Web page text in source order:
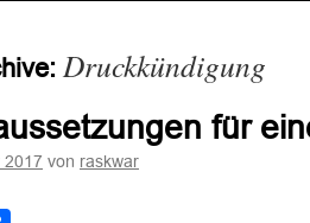
Druckkündigung
für
2017 von raskwar